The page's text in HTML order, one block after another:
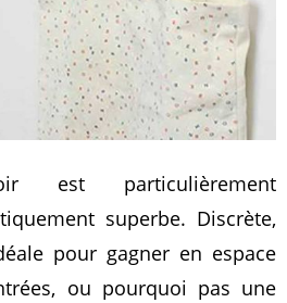
est particulièrement
superbe. Discrète,
pour gagner en espace
ou pourquoi pas une